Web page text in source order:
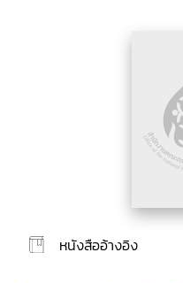
หนังสืออ้างอิง